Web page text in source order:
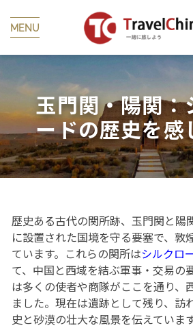
MENU
玉門関・陽関：
ードの歴史を感
歴史ある古代の関所跡、玉門関と陽
に設置された国境を守る要塞で、敦
ています。これらの関所はシルクロ
て、中国と西域を結ぶ軍事・交易の
は多くの使者や商隊がここを通り、
ました。現在は遺跡として残り、訪
史と砂漠の壮大な風景を伝えています